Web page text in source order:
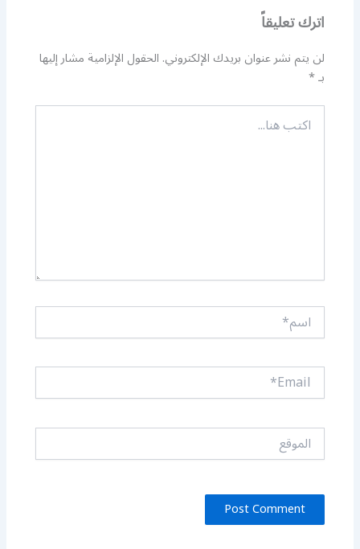
اترك تعليقاً
لن يتم نشر عنوان بريدك الإلكتروني.الحقول الإلزامية مشار إليها
بـ*
اكتب
هنا...
اسم*
Email*
الموقع